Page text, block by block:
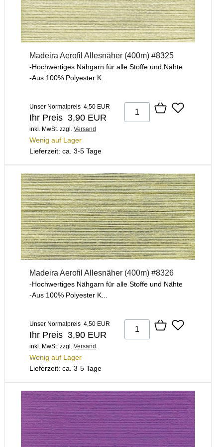
Madeira Aerofil Allesnäher (400m) #8325
-Hochwertiges Nähgarn für alle Stoffe und Nähte
-Aus 100% Polyester K...
Unser Normalpreis 4,50 EUR
Ihr Preis 3,90 EUR
inkl. MwSt. zzgl. Versand
Wenig auf Lager
Lieferzeit: ca. 3-5 Tage
Madeira Aerofil Allesnäher (400m) #8326
-Hochwertiges Nähgarn für alle Stoffe und Nähte
-Aus 100% Polyester K...
Unser Normalpreis 4,50 EUR
Ihr Preis 3,90 EUR
inkl. MwSt. zzgl. Versand
Wenig auf Lager
Lieferzeit: ca. 3-5 Tage